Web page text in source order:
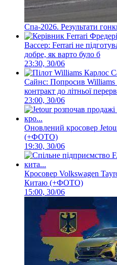
Спа-2026. Результати
Вассер: Ferrari не
добре, як варто було б
23:30, 30/06
Сайнс: Попросив Williams
контракт до літньої
23:00, 30/06
Оновлений кросовер
(+ФОТО)
19:30, 30/06
Кросовер Volkswagen
Китаю (+ФОТО)
15:00, 30/06